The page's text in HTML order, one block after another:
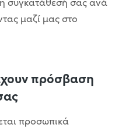
μαζί μας στο
πρόσβαση
προσωπικά